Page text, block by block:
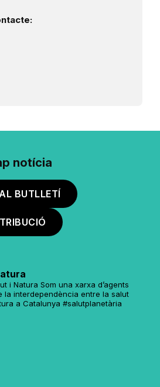
notícia
BUTLLETÍ
i Natura Som una xarxa d’agents
la interdependència entre la salut
a Catalunya #salutplanetària